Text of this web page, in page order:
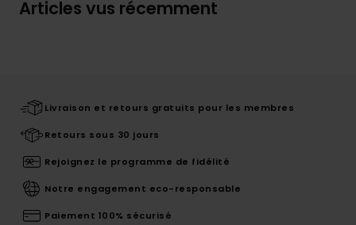
Articles vus récemment
Livraison et retours gratuits pour les membres
Retours sous 30 jours
Rejoignez le programme de fidélité
Notre engagement eco-responsable
Paiement 100% sécurisé